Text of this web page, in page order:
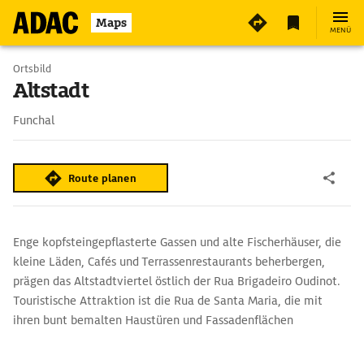
Maps MENÜ
Ortsbild
Altstadt
Funchal
Route planen
Enge kopfsteingepflasterte Gassen und alte Fischerhäuser, die
kleine Läden, Cafés und Terrassenrestaurants beherbergen,
prägen das Altstadtviertel östlich der Rua Brigadeiro Oudinot.
Touristische Attraktion ist die Rua de Santa Maria, die mit
ihren bunt bemalten Haustüren und Fassadenflächen